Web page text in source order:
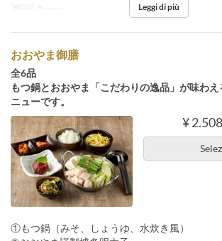
Pasti Pranzo Leggi di più
おおやま御膳
全6品
もつ鍋とおおやま「こだわりの逸品」が味わ
ニューです。
¥ 2.508
①もつ鍋（みそ、しょうゆ、水炊き風）